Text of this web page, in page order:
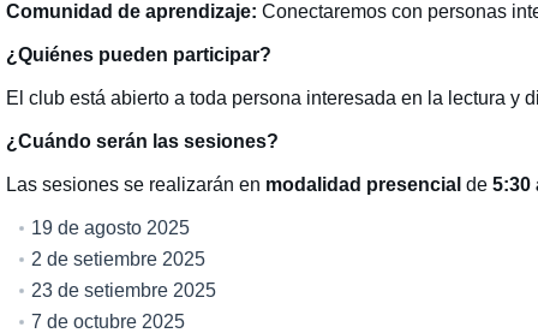
Comunidad de aprendizaje: Conectaremos con personas
¿Quiénes pueden participar?
El club está abierto a toda persona interesada en la lectura y
¿Cuándo serán las sesiones?
Las sesiones se realizarán en modalidad presencial de 5:30
19 de agosto 2025
2 de setiembre 2025
23 de setiembre 2025
7 de octubre 2025